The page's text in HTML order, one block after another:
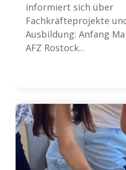
informiert sich über
Fachkräfteprojekte
Ausbildung: Anfang
AFZ Rostock...